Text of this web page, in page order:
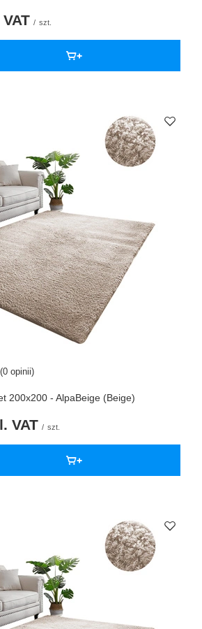
/ szt.
(0 opinii)
200x200 - AlpaBeige (Beige)
VAT / szt.